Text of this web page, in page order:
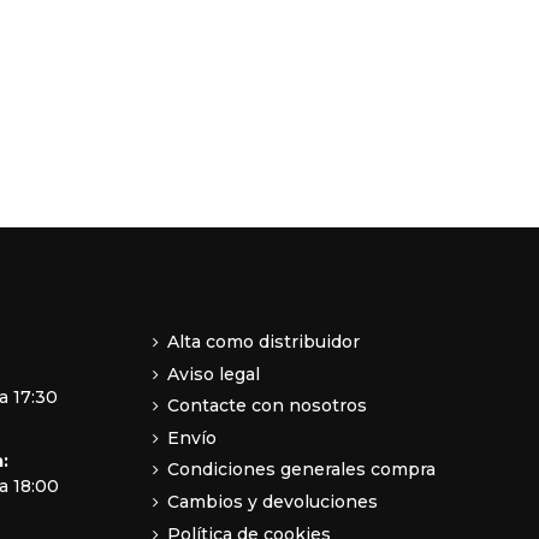
17:30
18:00
Alta como distribuidor
Aviso legal
Contacte con nosotros
Envío
Condiciones generales compra
Cambios y devoluciones
Política de cookies